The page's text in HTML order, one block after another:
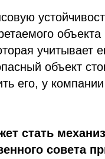
объекта
учитывает
объект
его, у
стать
совета